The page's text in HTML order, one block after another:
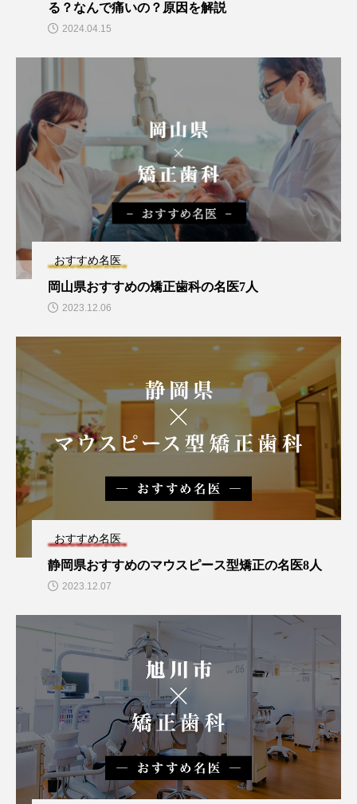
る？なんで痛いの？原因を解説
2024.04.15
おすすめ名医
岡山県おすすめの矯正歯科の名医7人
2023.12.06
おすすめ名医
静岡県おすすめのマウスピース型矯正の名医8人
2023.12.07